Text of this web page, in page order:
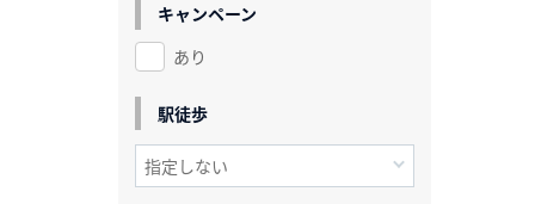
キャンペーン
あり
駅徒歩